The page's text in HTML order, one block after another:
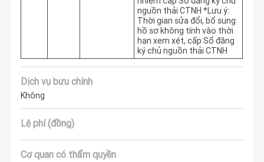
nguồn thải CTNH *Lưu ý:
Thời gian sửa đổi, bổ sung
hồ sơ không tính vào thời
hạn xem xét, cấp Sổ đăng
ký chủ nguồn thải CTNH
Dịch vụ bưu chính
Không
Lệ phí (đồng)
Cơ quan có thẩm quyền